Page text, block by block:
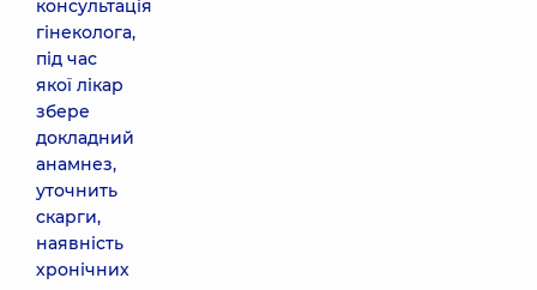
консультація
гінеколога,
під час
якої лікар
збере
докладний
анамнез,
уточнить
скарги,
наявність
хронічних